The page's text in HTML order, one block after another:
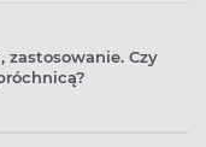
zastosowanie. Czy